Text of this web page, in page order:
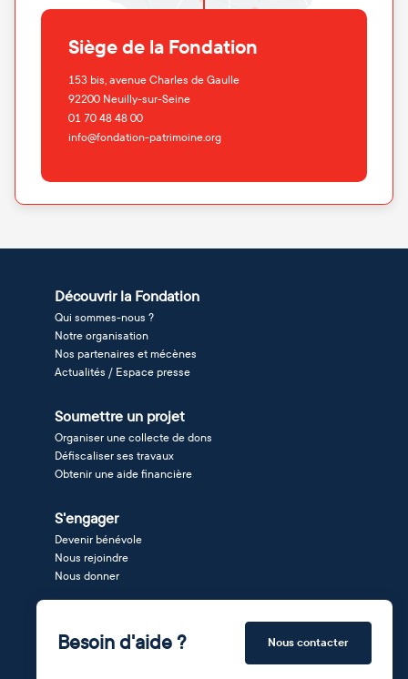
Siège de la Fondation
153 bis, avenue Charles de Gaulle
92200 Neuilly-sur-Seine
01 70 48 48 00
info@fondation-patrimoine.org
Découvrir la Fondation
Qui sommes-nous ?
Notre organisation
Nos partenaires et mécènes
Actualités / Espace presse
Soumettre un projet
Organiser une collecte de dons
Défiscaliser ses travaux
Obtenir une aide financière
S'engager
Devenir bénévole
Nous rejoindre
Nous donner
Besoin d'aide ? Nous contacter